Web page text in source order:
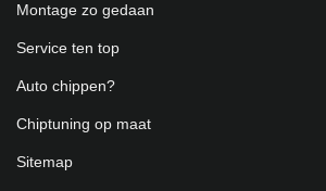
Montage zo gedaan
Service ten top
Auto chippen?
Chiptuning op maat
Sitemap